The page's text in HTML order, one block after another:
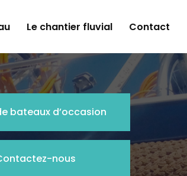
Le chantier fluvial Contact
bateaux d’occasion
nous